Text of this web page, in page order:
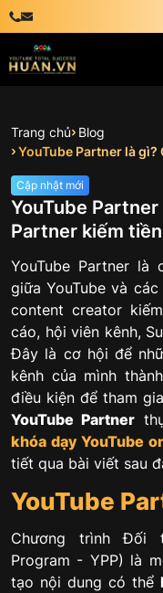
Trang chủ Blog
YouTube Partner là gì​?
Cập nhật mới
YouTube
Partner kiếm tiền
YouTube Partner
giữa YouTube và
content creator
cáo, hội viên kênh,
Đây là cơ hội để
kênh của mình
điều kiện để tham
YouTube Partner
khóa dạy YouTube
tiết qua bài viết sau
YouTube
Chương trình Đối
Program - YPP) là
tạo nội dung có thể